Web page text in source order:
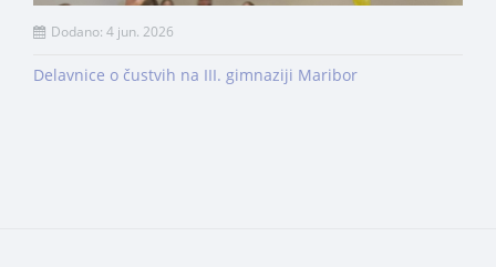
Dodano: 4 jun. 2026
Delavnice o čustvih na III. gimnaziji Maribor